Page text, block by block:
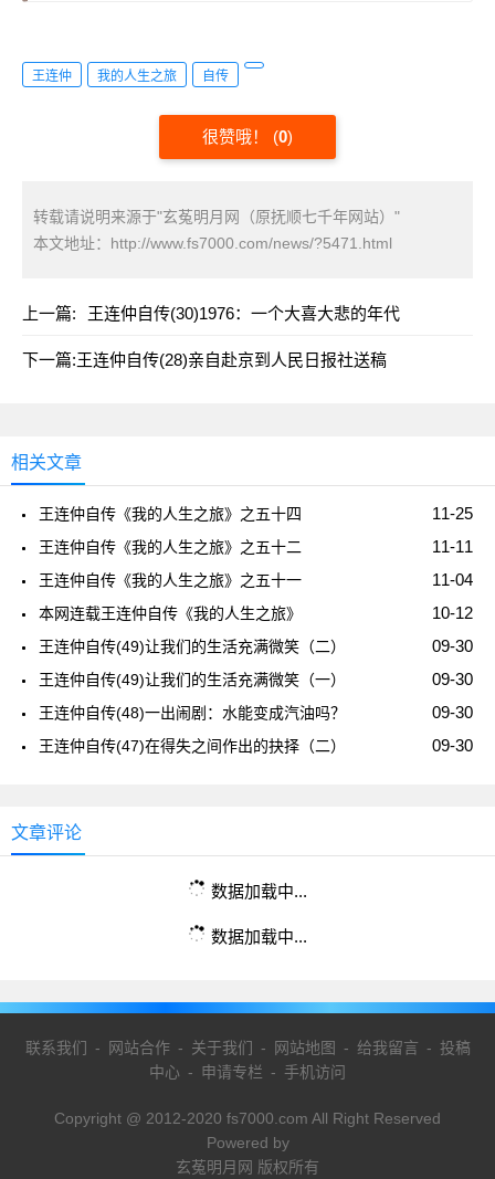
王连仲 我的人生之旅 自传
很赞哦！ (0)
转载请说明来源于"玄菟明月网（原抚顺七千年网站）"
本文地址： http://www.fs7000.com/news/?5471.html
上一篇: 王连仲自传(30)1976：一个大喜大悲的年代
下一篇:王连仲自传(28)亲自赴京到人民日报社送稿
相关文章
11-25
王连仲自传《我的人生之旅》之五十四
11-11
王连仲自传《我的人生之旅》之五十二
11-04
王连仲自传《我的人生之旅》之五十一
10-12
本网连载王连仲自传《我的人生之旅》
09-30
王连仲自传(49)让我们的生活充满微笑（二）
09-30
王连仲自传(49)让我们的生活充满微笑（一）
09-30
王连仲自传(48)一出闹剧：水能变成汽油吗？
09-30
王连仲自传(47)在得失之间作出的抉择（二）
文章评论
数据加载中...
数据加载中...
联系我们 - 网站合作- 关于我们 - 网站地图 - 给我留言 - 投稿
中心 - 申请专栏 - 手机访问
Copyright @ 2012-2020 fs7000.com All Right Reserved
Powered by
玄菟明月网 版权所有